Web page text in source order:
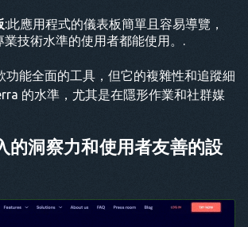
:此應用程式的儀表板簡單且容易導覽，
業技術水準的使用者都能使用。.
功能全面的工具，但它的複雜性和追蹤細
的水準，尤其是在隱形作業和社群媒
的洞察力和使用者友善的設